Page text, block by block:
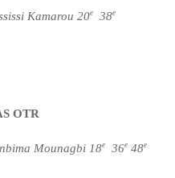
Kamarou 20e 38e
OTR
Mounagbi 18e 36e 48e